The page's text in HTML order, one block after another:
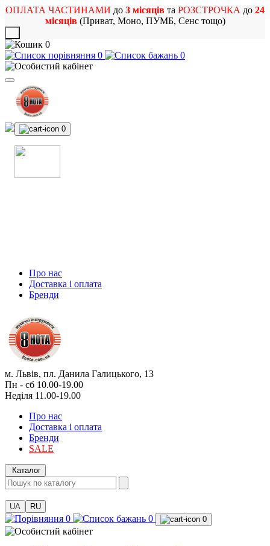
ОПЛАТА ЧАСТИНАМИ до 3 місяців та РОЗСТРОЧКА до 24
місяців(Приват, Моно, ПУМБ, Сенс тощо)
0
0
0
0
Про нас
Доставка і оплата
Бренди
м. Львів, пл. Данила Галицького, 13
Пн - сб 10.00-19.00
Неділя 11.00-19.00
Про нас
Доставка і оплата
Бренди
SALE
Каталог
UA RU
0 0 0